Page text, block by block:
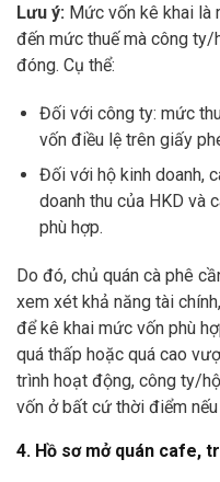
Lưu ý: Mức vốn kê khai là
đến mức thuế mà công ty/
đóng. Cụ thể:
Đối với công ty: mức
vốn điều lệ trên giấy
Đối với hộ kinh doanh,
doanh thu của HKD và
phù hợp.
Do đó, chủ quán cà phê
xem xét khả năng tài
để kê khai mức vốn phù
quá thấp hoặc quá cao
trình hoạt động, công ty/
vốn ở bất cứ thời điểm nếu
4. Hồ sơ mở quán cafe,